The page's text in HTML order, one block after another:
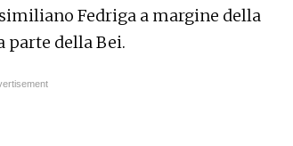
Fedriga a margine della
della Bei.